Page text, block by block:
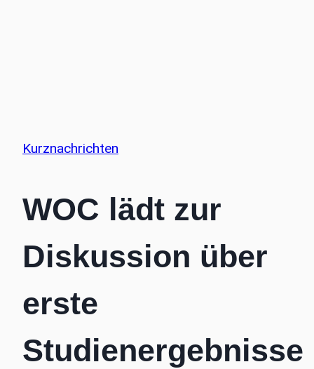
Kurznachrichten
WOC lädt zur
Diskussion über
erste
Studienergebnisse